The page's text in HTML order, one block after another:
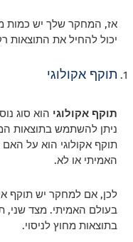
אז, המחקר שלך יש כמות
יכול להחיל את התוצאות
תוקף אקולוגי
תוקף אקולוגי הוא סוג
ניתן להשתמש בתוצאות
תוקף אקולוגי הוא על
האמיתי או לא.
לכן, אם למחקר יש תוקף
בעולם האמיתי. מצד שני,
בתוצאות מחוץ לניסוי.